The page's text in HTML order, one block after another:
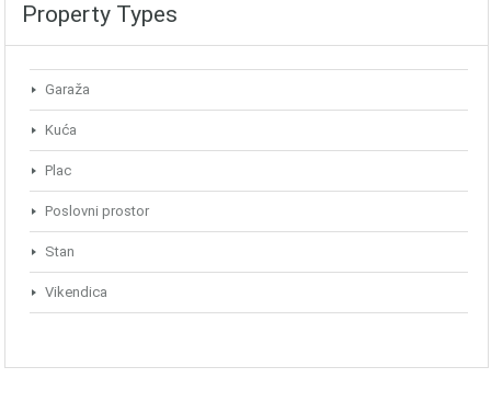
Property Types
Garaža
Kuća
Plac
Poslovni prostor
Stan
Vikendica